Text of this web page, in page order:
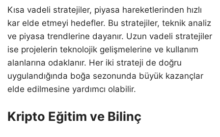
Kısa vadeli stratejiler, piyasa hareketlerinden hızlı
kar elde etmeyi hedefler. Bu stratejiler, teknik analiz
ve piyasa trendlerine dayanır. Uzun vadeli stratejiler
ise projelerin teknolojik gelişmelerine ve kullanım
alanlarına odaklanır. Her iki strateji de doğru
uygulandığında boğa sezonunda büyük kazançlar
elde edilmesine yardımcı olabilir.
Kripto Eğitim ve Bilinç